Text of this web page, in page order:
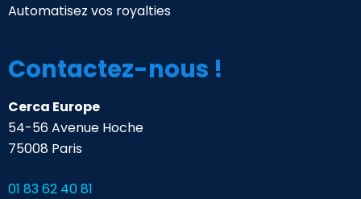
Automatisez vos royalties
Contactez-nous !
Cerca Europe
54-56 Avenue Hoche
75008 Paris
01 83 62 40 81